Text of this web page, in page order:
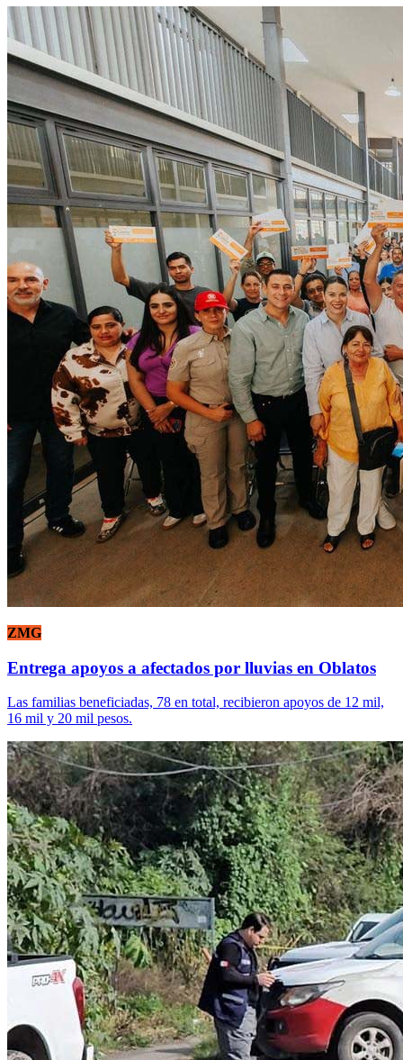
ZMG
Entrega apoyos a afectados por lluvias en Oblatos
Las familias beneficiadas, 78 en total, recibieron apoyos de 12 mil,
16 mil y 20 mil pesos.